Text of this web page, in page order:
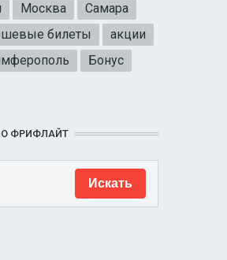
Москва
Самара
билеты
акции
Бонус
ФРИФЛАЙТ